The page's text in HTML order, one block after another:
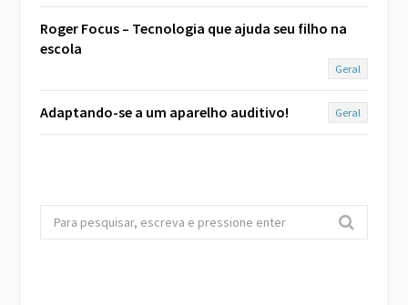
Roger Focus – Tecnologia que ajuda seu filho na
escola
Geral
Adaptando-se a um aparelho auditivo! Geral
e